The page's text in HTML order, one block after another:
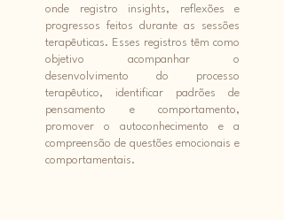
onde registro insights, reflexões e
progressos feitos durante as sessões
terapêuticas. Esses registros têm como
objetivo acompanhar o
desenvolvimento do processo
terapêutico, identificar padrões de
pensamento e comportamento,
promover o autoconhecimento e a
compreensão de questões emocionais e
comportamentais.